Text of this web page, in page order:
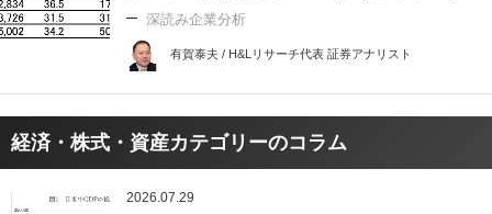
深読み企業分析
有賀泰夫 / H&Lリサーチ代表 証券アナリスト
経済・株式・資産カテゴリーのコラム
2026.07.29